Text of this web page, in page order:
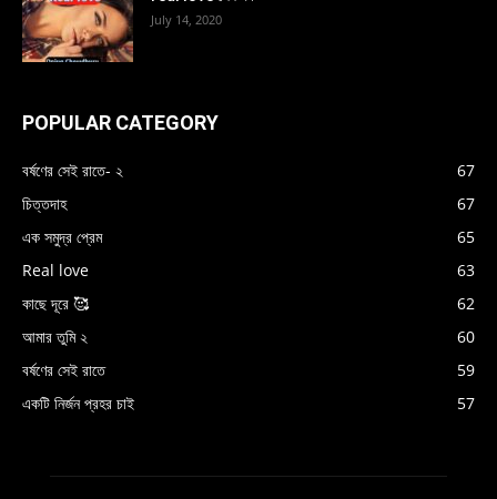
July 14, 2020
POPULAR CATEGORY
বর্ষণের সেই রাতে- ২
67
চিত্তদাহ
67
এক সমুদ্র প্রেম
65
Real love
63
কাছে দূরে 🥰
62
আমার তুমি ২
60
বর্ষণের সেই রাতে
59
একটি নির্জন প্রহর চাই
57